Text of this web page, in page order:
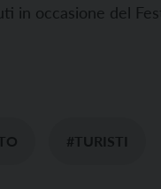
in occasione del
#TURISTI